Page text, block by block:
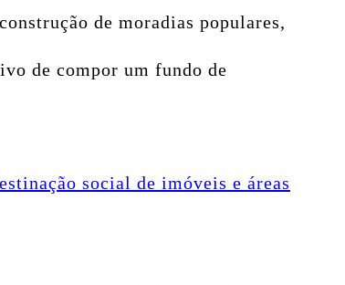
de moradias populares,
de compor um fundo de
social de imóveis e áreas